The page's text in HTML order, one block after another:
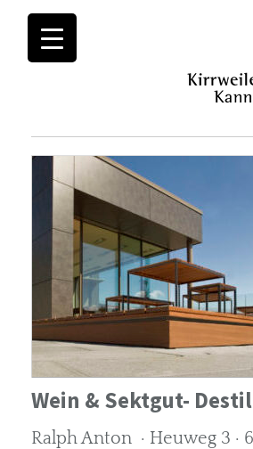
Wein & Sektgut-
Ralph Anton · Heuweg 3 ·